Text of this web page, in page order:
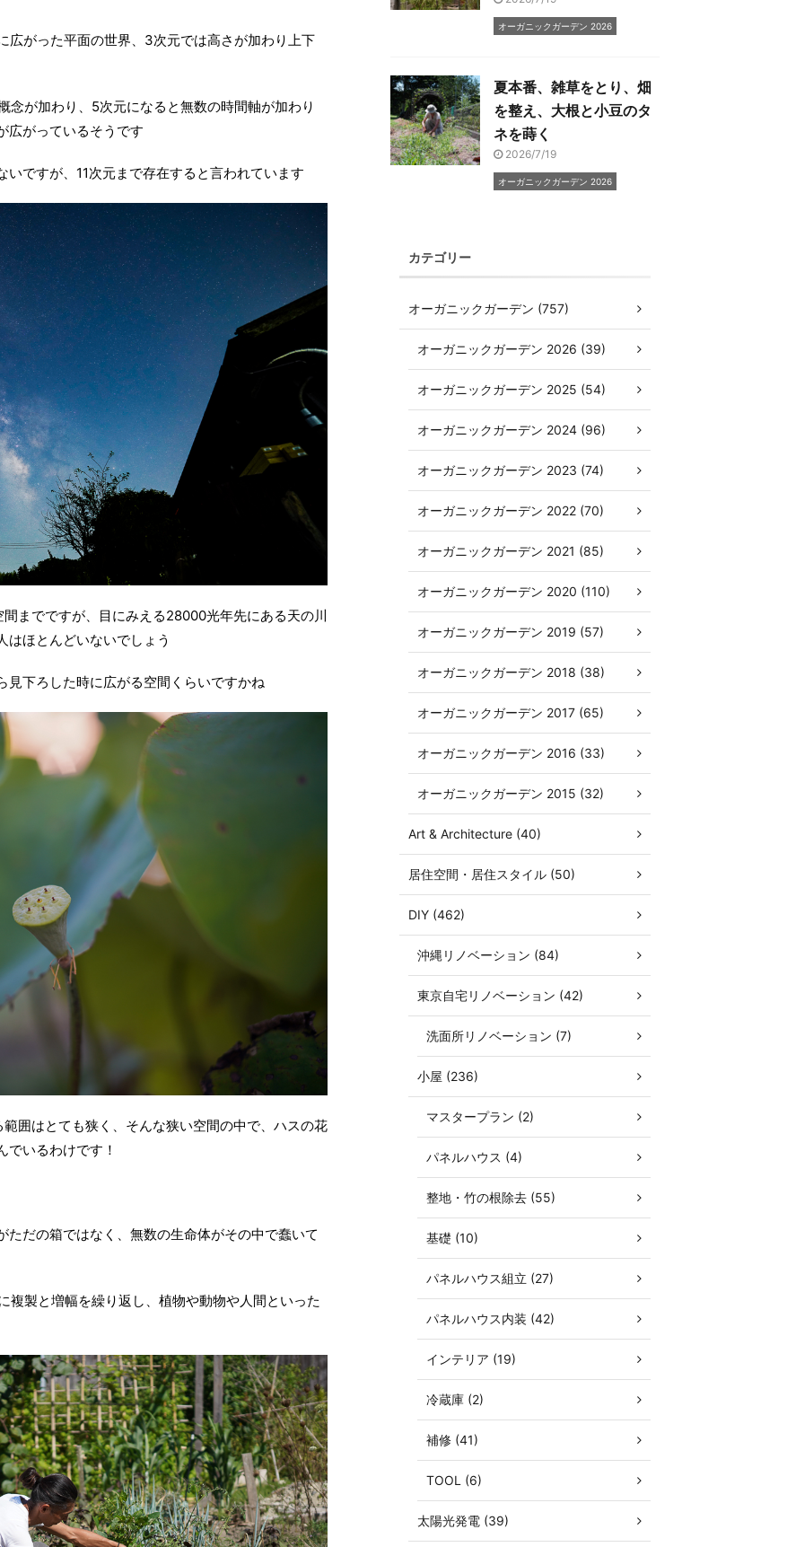
広がった平面の世界、3次元では高さが加わり上下
念が加わり、5次元になると無数の時間軸が加わり
広がっているそうです
ですが、11次元まで存在すると言われています
までですが、目にみえる28000光年先にある天の川
はほとんどいないでしょう
見下ろした時に広がる空間くらいですかね
囲はとても狭く、そんな狭い空間の中で、ハスの花
でいるわけです！
ただの箱ではなく、無数の生命体がその中で蠢いて
複製と増幅を繰り返し、植物や動物や人間といった
オーガニックガーデン 2026
夏本番、雑草をとり、畑
を整え、大根と小豆のタ
ネを蒔く
2026/7/19
オーガニックガーデン 2026
カテゴリー
オーガニックガーデン (757)
オーガニックガーデン 2026 (39)
オーガニックガーデン 2025 (54)
オーガニックガーデン 2024 (96)
オーガニックガーデン 2023 (74)
オーガニックガーデン 2022 (70)
オーガニックガーデン 2021 (85)
オーガニックガーデン 2020 (110)
オーガニックガーデン 2019 (57)
オーガニックガーデン 2018 (38)
オーガニックガーデン 2017 (65)
オーガニックガーデン 2016 (33)
オーガニックガーデン 2015 (32)
Art & Architecture (40)
居住空間・居住スタイル (50)
DIY (462)
沖縄リノベーション (84)
東京自宅リノベーション (42)
洗面所リノベーション (7)
小屋 (236)
マスタープラン (2)
パネルハウス (4)
整地・竹の根除去 (55)
基礎 (10)
パネルハウス組立 (27)
パネルハウス内装 (42)
インテリア (19)
冷蔵庫 (2)
補修 (41)
TOOL (6)
太陽光発電 (39)